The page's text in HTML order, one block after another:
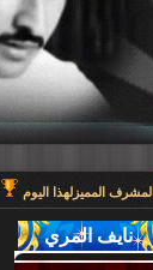
المشرف المميزلهذا اليوم